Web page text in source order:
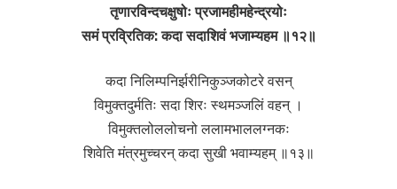
तृणारविन्दचक्षुषोः प्रजामहीमहेन्द्रयोः
समं प्रव्रितिक: कदा सदाशिवं भजाम्यहम ॥१२॥
कदा निलिम्पनिर्झरीनिकुञ्जकोटरे वसन्
विमुक्तदुर्मतिः सदा शिरः स्थमञ्जलिं वहन् ।
विमुक्तलोललोचनो ललामभाललग्नकः
शिवेति मंत्रमुच्चरन् कदा सुखी भवाम्यहम् ॥१३॥